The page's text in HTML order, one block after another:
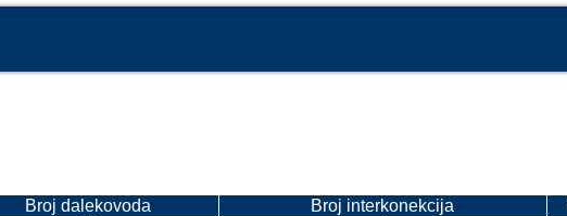
Broj dalekovoda Broj interkonekcija